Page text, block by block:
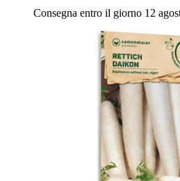
Consegna entro il giorno 12